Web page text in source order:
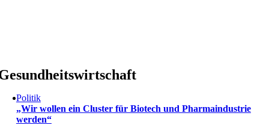
Politik
„Wir wollen ein Cluster für Biotech und Pharmaindustrie
werden“